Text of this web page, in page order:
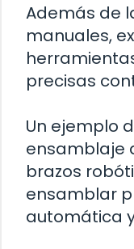
Además de
manuales,
precisas
Un ejemplo
ensamblaje
brazos
ensamblar
automática